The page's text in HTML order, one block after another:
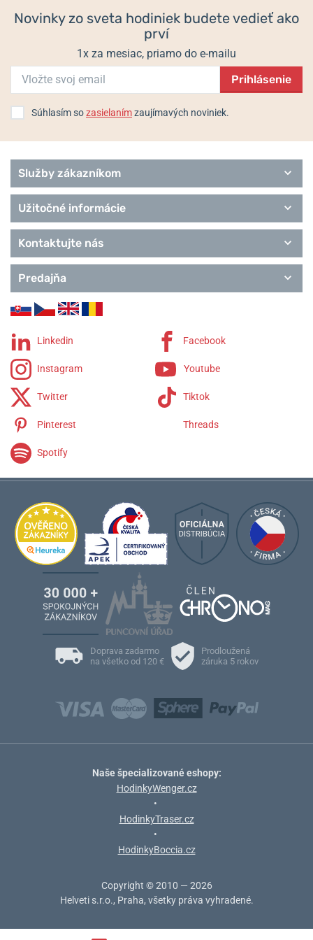
Trend
Novinky zo sveta hodiniek budete vedieť ako
prví
1x za mesiac, priamo do e-mailu
Prihlásenie
Súhlasím sozasielanímzaujímavých noviniek.
Služby zákazníkom
Užitočné informácie
Kontaktujte nás
Predajňa
Linkedin Facebook
Instagram Youtube
Twitter Tiktok
Pinterest Threads
Spotify
Doprava zadarmo
na všetko od 120 €
Prodloužená
záruka 5 rokov
Naše špecializované eshopy:
HodinkyWenger.cz
•
HodinkyTraser.cz
•
HodinkyBoccia.cz
Copyright © 2010 — 2026
Helveti s.r.o., Praha, všetky práva vyhradené.